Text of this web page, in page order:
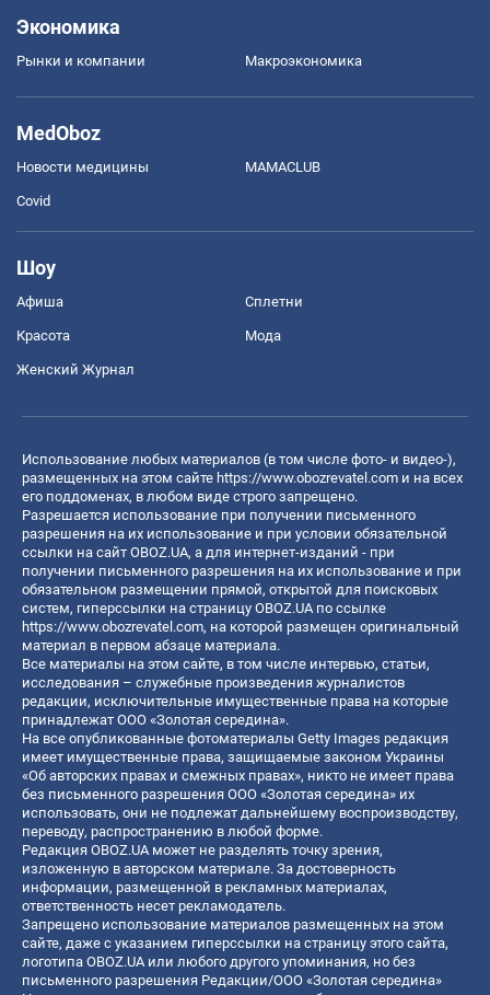
Экономика
Рынки и компании Mакроэкономика
MedOboz
Новости медицины MAMACLUB
Covid
Шоу
Афиша Сплетни
Красота Мода
Женский Журнал
Использование любых материалов (в том числе фото- и видео-),
размещенных на этом сайте https://www.obozrevatel.com и на всех
его поддоменах, в любом виде строго запрещено.
Разрешается использование при получении письменного
разрешения на их использование и при условии обязательной
ссылки на сайт OBOZ.UA, а для интернет-изданий - при
получении письменного разрешения на их использование и при
обязательном размещении прямой, открытой для поисковых
систем, гиперссылки на страницу OBOZ.UA по ссылке
https://www.obozrevatel.com, на которой размещен оригинальный
материал в первом абзаце материала.
Все материалы на этом сайте, в том числе интервью, статьи,
исследования – служебные произведения журналистов
редакции, исключительные имущественные права на которые
принадлежат ООО «Золотая середина».
На все опубликованные фотоматериалы Getty Images редакция
имеет имущественные права, защищаемые законом Украины
«Об авторских правах и смежных правах», никто не имеет права
без письменного разрешения ООО «Золотая середина» их
использовать, они не подлежат дальнейшему воспроизводству,
переводу, распространению в любой форме.
Редакция OBOZ.UA может не разделять точку зрения,
изложенную в авторском материале. За достоверность
информации, размещенной в рекламных материалах,
ответственность несет рекламодатель.
Запрещено использование материалов размещенных на этом
сайте, даже с указанием гиперссылки на страницу этого сайта,
логотипа OBOZ.UA или любого другого упоминания, но без
письменного разрешения Редакции/ООО «Золотая середина»